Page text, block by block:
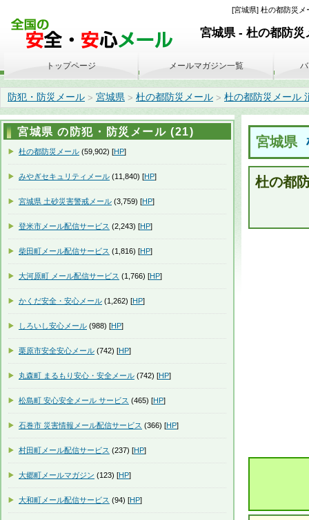
[宮城県] 杜の都防災
宮城県 - 杜の都防災
防犯・防災メール > 宮城県 > 杜の都防災メール > 杜の都防災メール
宮城県
杜の都
トップページ メールマガジン一覧
宮城県 の防犯・防災メール (21)
杜の都防災メール (59,902) [HP]
みやぎセキュリティメール (11,840) [HP]
宮城県 土砂災害警戒メール (3,759) [HP]
登米市メール配信サービス (2,243) [HP]
柴田町メール配信サービス (1,816) [HP]
大河原町 メール配信サービス (1,766) [HP]
かくだ安全・安心メール (1,262) [HP]
しろいし安心メール (988) [HP]
栗原市安全安心メール (742) [HP]
丸森町 まるもり安心・安全メール (742) [HP]
松島町 安心安全メール サービス (465) [HP]
石巻市 災害情報メール配信サービス (366) [HP]
村田町メール配信サービス (237) [HP]
大郷町メールマガジン (123) [HP]
大和町メール配信サービス (94) [HP]